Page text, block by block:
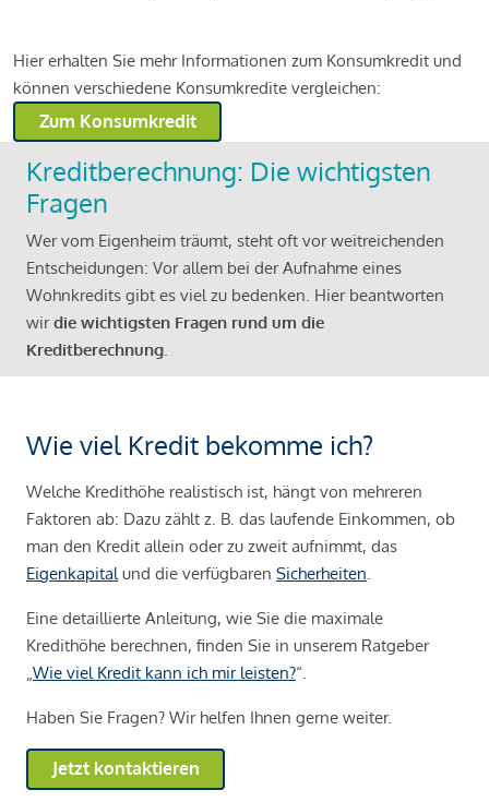
Hier erhalten Sie mehr Informationen zum Konsumkredit und
können verschiedene Konsumkredite vergleichen:
Zum Konsumkredit
Kreditberechnung: Die wichtigsten
Fragen
Wer vom Eigenheim träumt, steht oft vor weitreichenden
Entscheidungen: Vor allem bei der Aufnahme eines
Wohnkredits gibt es viel zu bedenken. Hier beantworten
wirdie wichtigsten Fragen rund um die
Kreditberechnung.
Wie viel Kredit bekomme ich?
Welche Kredithöhe realistisch ist, hängt von mehreren
Faktoren ab: Dazu zählt z. B. das laufende Einkommen, ob
man den Kredit allein oder zu zweit aufnimmt, das
Eigenkapitalund die verfügbaren Sicherheiten.
Eine detaillierte Anleitung, wie Sie die maximale
Kredithöhe berechnen, finden Sie in unserem Ratgeber
„Wie viel Kredit kann ich mir leisten?“.
Haben Sie Fragen? Wir helfen Ihnen gerne weiter.
Jetzt kontaktieren